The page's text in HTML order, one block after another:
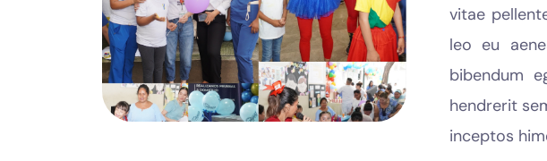
vitae
leo eu
bibendum
hendrerit
inceptos